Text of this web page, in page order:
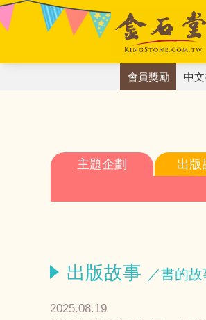
會員獎勵 中
主題企劃 出版
出版故事 ／書的故
2025.08.19